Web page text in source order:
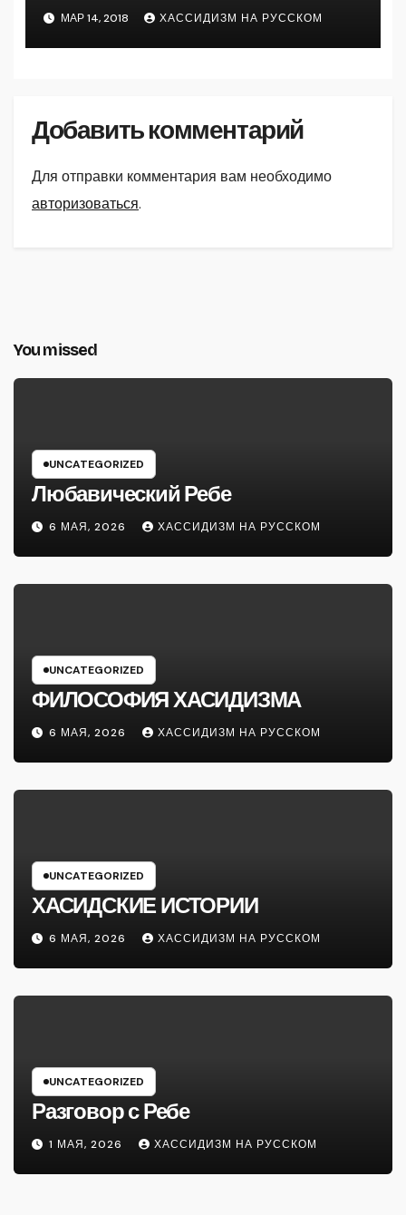
МАР 14, 2018 ХАССИДИЗМ НА РУССКОМ
Добавить комментарий
Для отправки комментария вам необходимо
авторизоваться.
You missed
UNCATEGORIZED
Любавический Ребе
6 МАЯ, 2026 ХАССИДИЗМ НА РУССКОМ
UNCATEGORIZED
ФИЛОСОФИЯ ХАСИДИЗМА
6 МАЯ, 2026 ХАССИДИЗМ НА РУССКОМ
UNCATEGORIZED
ХАСИДСКИЕ ИСТОРИИ
6 МАЯ, 2026 ХАССИДИЗМ НА РУССКОМ
UNCATEGORIZED
Разговор с Ребе
1 МАЯ, 2026 ХАССИДИЗМ НА РУССКОМ